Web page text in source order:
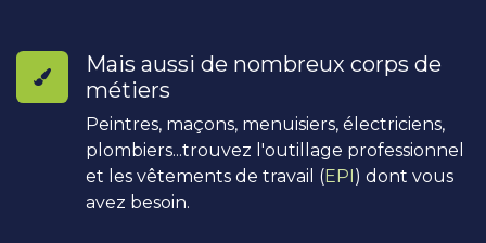
Mais aussi de nombreux corps de
métiers
Peintres, maçons, menuisiers, électriciens,
plombiers...trouvez l'outillage professionnel
et les vêtements de travail (EPI) dont vous
avez besoin.